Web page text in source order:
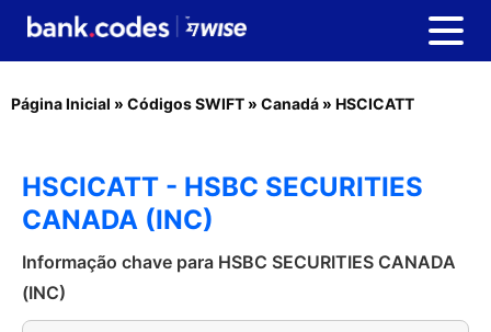
Página Inicial » Códigos SWIFT » Canadá » HSCICATT
HSCICATT - HSBC SECURITIES
CANADA (INC)
Informação chave para HSBC SECURITIES CANADA
(INC)